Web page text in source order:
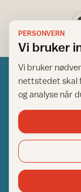
PERSONVERN
Vi bruker
Vi bruker
nettstedet skal
og analyse når